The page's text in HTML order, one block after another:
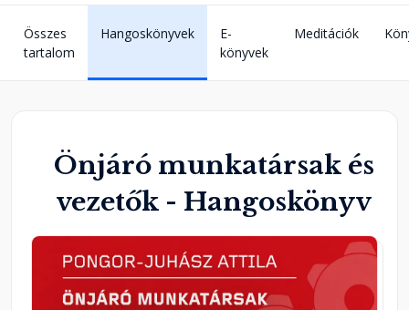
Összes
tartalom
Hangoskönyvek
E-
könyvek
Meditációk
Önjáró munkatársak és
vezetők - Hangoskönyv